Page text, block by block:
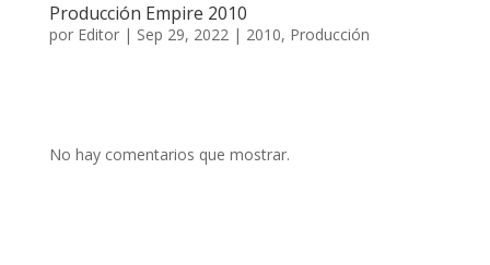
Producción Empire 2010
por Editor| Sep 29, 2022| 2010, Producción
No hay comentarios que mostrar.